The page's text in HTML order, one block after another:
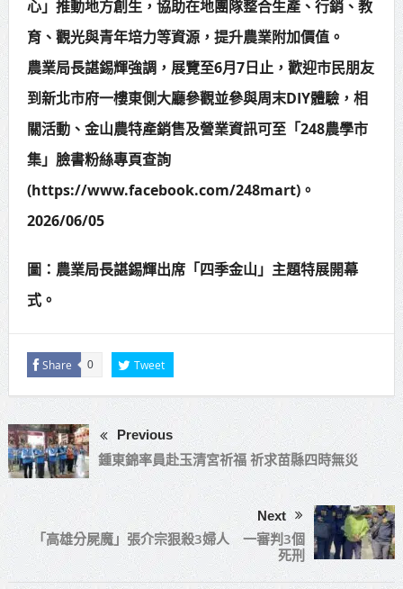
心」推動地方創生，協助在地團隊整合生產、行銷、教
育、觀光與青年培力等資源，提升農業附加價值。
農業局長諶錫輝強調，展覽至6月7日止，歡迎市民朋友
到新北市府一樓東側大廳參觀並參與周末DIY體驗，相
關活動、金山農特產銷售及營業資訊可至「248農學市
集」臉書粉絲專頁查詢
(https://www.facebook.com/248mart)。
2026/06/05
圖：農業局長諶錫輝出席「四季金山」主題特展開幕
式。
Share 0 Tweet
Previous
鍾東錦率員赴玉清宮祈福 祈求苗縣四時無災
Next
「高雄分屍魔」張介宗狠殺3婦人 一審判3個
死刑